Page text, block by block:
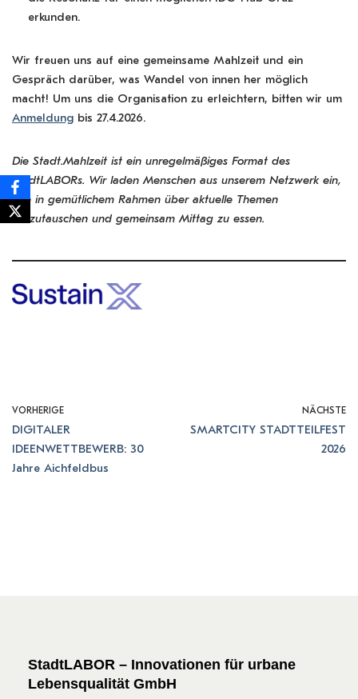
erkunden.
Wir freuen uns auf eine gemeinsame Mahlzeit und ein
Gespräch darüber, was Wandel von innen her möglich
macht! Um uns die Organisation zu erleichtern, bitten wir um
Anmeldung bis 27.4.2026.
Die Stadt.Mahlzeit ist ein unregelmäßiges Format des
StadtLABORs. Wir laden Menschen aus unserem Netzwerk ein,
sich in gemütlichem Rahmen über aktuelle Themen
auszutauschen und gemeinsam Mittag zu essen.
VORHERIGE
DIGITALER
IDEENWETTBEWERB: 30
Jahre Aichfeldbus
NÄCHSTE
SMARTCITY STADTTEILFEST
2026
StadtLABOR – Innovationen für urbane
Lebensqualität GmbH